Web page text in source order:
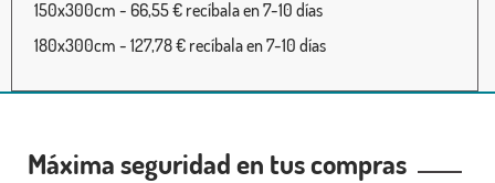
150x300cm - 66,55 € recíbala en 7-10 días
180x300cm - 127,78 € recíbala en 7-10 días
Máxima seguridad en tus compras